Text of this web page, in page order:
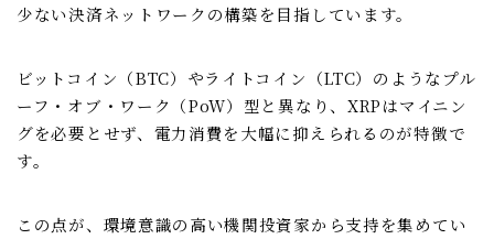
少ない決済ネットワークの構築を目指しています。
ビットコイン（BTC）やライトコイン（LTC）のようなプル
ーフ・オブ・ワーク（PoW）型と異なり、XRPはマイニン
グを必要とせず、電力消費を大幅に抑えられるのが特徴で
す。
この点が、環境意識の高い機関投資家から支持を集めてい